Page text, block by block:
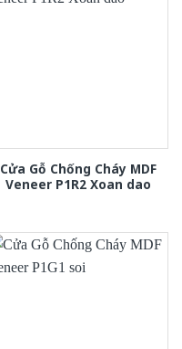
Cửa Gỗ Chống Cháy MDF
Veneer P1R2 Xoan dao